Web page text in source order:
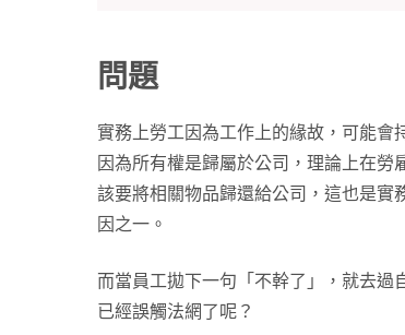
問題
實務上勞工因為工作上的緣故，可能會
因為所有權是歸屬於公司，理論上在
該要將相關物品歸還給公司，這也是實
因之一。
而當員工拋下一句「不幹了」，就去過
已經誤觸法網了呢？